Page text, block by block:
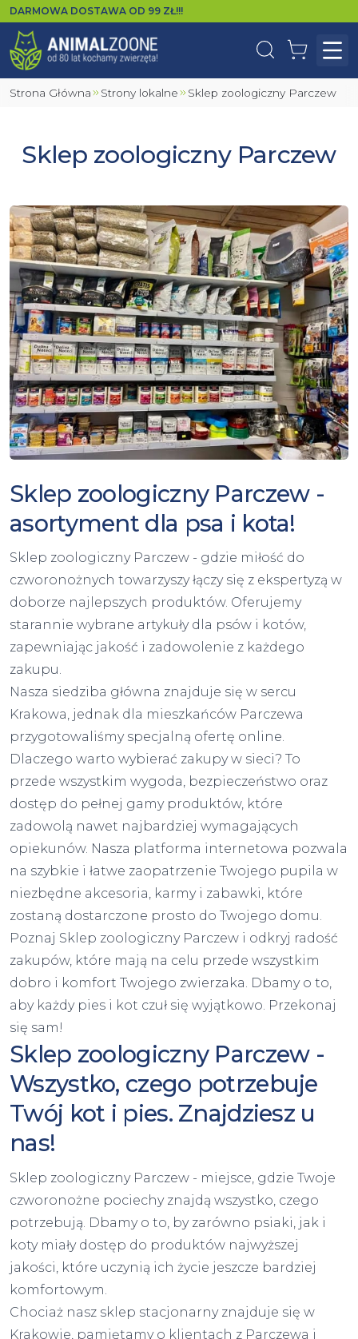
DARMOWA DOSTAWA OD 99 ZŁ!!!
WyszukajKoszyk
Strona Główna Strony lokalne Sklep zoologiczny Parczew
Sklep zoologiczny Parczew
Sklep zoologiczny Parczew -
asortyment dla psa i kota!
Sklep zoologiczny Parczew - gdzie miłość do
czworonożnych towarzyszy łączy się z ekspertyzą w
doborze najlepszych produktów. Oferujemy
starannie wybrane artykuły dla psów i kotów,
zapewniając jakość i zadowolenie z każdego
zakupu.
Nasza siedziba główna znajduje się w sercu
Krakowa, jednak dla mieszkańców Parczewa
przygotowaliśmy specjalną ofertę online.
Dlaczego warto wybierać zakupy w sieci? To
przede wszystkim wygoda, bezpieczeństwo oraz
dostęp do pełnej gamy produktów, które
zadowolą nawet najbardziej wymagających
opiekunów. Nasza platforma internetowa pozwala
na szybkie i łatwe zaopatrzenie Twojego pupila w
niezbędne akcesoria, karmy i zabawki, które
zostaną dostarczone prosto do Twojego domu.
Poznaj Sklep zoologiczny Parczew i odkryj radość
zakupów, które mają na celu przede wszystkim
dobro i komfort Twojego zwierzaka. Dbamy o to,
aby każdy pies i kot czuł się wyjątkowo. Przekonaj
się sam!
Sklep zoologiczny Parczew -
Wszystko, czego potrzebuje
Twój kot i pies. Znajdziesz u
nas!
Sklep zoologiczny Parczew - miejsce, gdzie Twoje
czworonożne pociechy znajdą wszystko, czego
potrzebują. Dbamy o to, by zarówno psiaki, jak i
koty miały dostęp do produktów najwyższej
jakości, które uczynią ich życie jeszcze bardziej
komfortowym.
Chociaż nasz sklep stacjonarny znajduje się w
Krakowie, pamiętamy o klientach z Parczewa i